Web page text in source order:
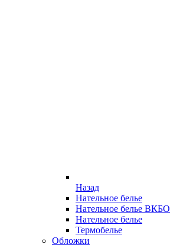
Назад
Нательное белье
Нательное белье ВКБО
Нательное белье
Термобелье
Обложки